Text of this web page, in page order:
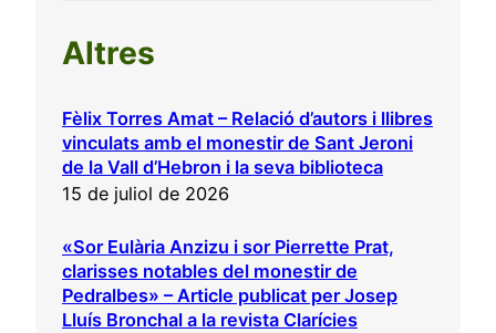
Altres
Fèlix Torres Amat – Relació d’autors i llibres
vinculats amb el monestir de Sant Jeroni
de la Vall d’Hebron i la seva biblioteca
15 de juliol de 2026
«Sor Eulària Anzizu i sor Pierrette Prat,
clarisses notables del monestir de
Pedralbes» – Article publicat per Josep
Lluís Bronchal a la revista Clarícies